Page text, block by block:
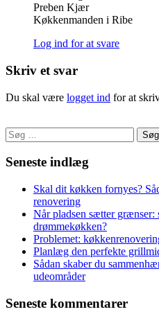
Preben Kjær
Køkkenmanden i Ribe
Log ind for at svare
Skriv et svar
Du skal være logget ind for at
Søg
efter:
Seneste indlæg
Skal dit køkken fornyes?
renovering
Når pladsen sætter
drømmekøkken?
Problemet:
Planlæg den perfekte
Sådan skaber du
udeområder
Seneste kommentarer